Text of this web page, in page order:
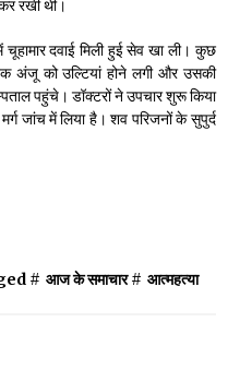
रखी थी।
दवाई मिली हुई सेव खा ली। कुछ
अंजू को उल्टियां होने लगी और उसकी
पहुंचे। डॉक्टरों ने उपचार शुरू किया
जांच में लिया है। शव परिजनों के सुपुर्द
# आज के समाचार# आत्महत्या